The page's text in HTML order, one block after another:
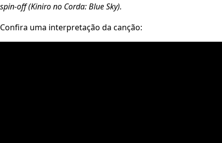
spin-off (Kiniro no Corda: Blue Sky).
Confira uma interpretação da canção: